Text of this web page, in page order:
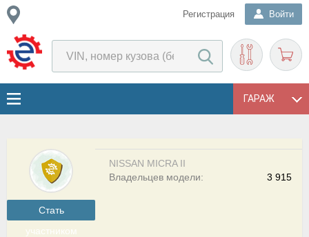
Регистрация Войти
ГАРАЖ
Cтать
участником
NISSAN MICRA II
3 915
Владельцев модели: